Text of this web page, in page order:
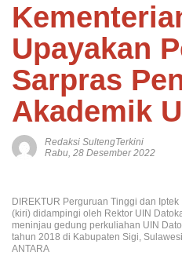
Upayakan
Sarpras
Akademik
Redaksi SultengTerkini
Rabu, 28 Desember 2022
DIREKTUR Perguruan Tinggi dan
(kiri) didampingi oleh Rektor UIN
meninjau gedung perkuliahan UIN
tahun 2018 di Kabupaten Sigi,
ANTARA